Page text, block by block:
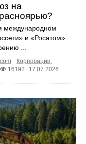
на
международном
и «Росатом»
...
. Корпорации,
16192 17.07.2026